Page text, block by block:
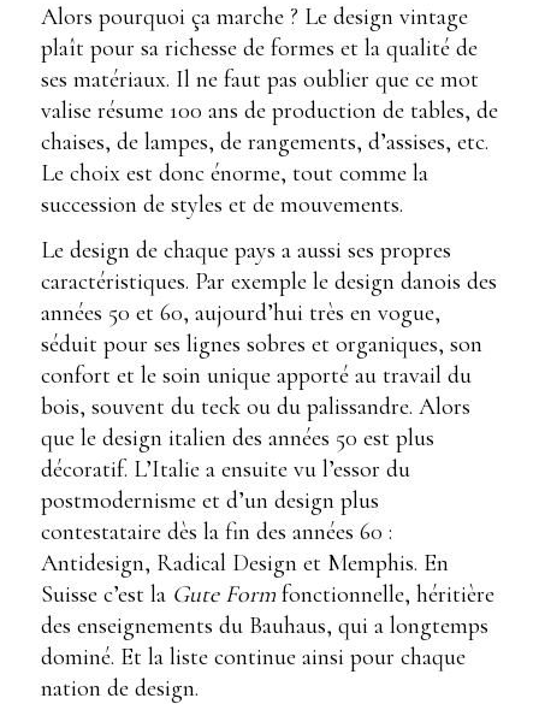
Alors pourquoi ça marche ? Le design vintage
plaît pour sa richesse de formes et la qualité de
ses matériaux. Il ne faut pas oublier que ce mot
valise résume 100 ans de production de tables, de
chaises, de lampes, de rangements, d’assises, etc.
Le choix est donc énorme, tout comme la
succession de styles et de mouvements.
Le design de chaque pays a aussi ses propres
caractéristiques. Par exemple le design danois des
années 50 et 60, aujourd’hui très en vogue,
séduit pour ses lignes sobres et organiques, son
confort et le soin unique apporté au travail du
bois, souvent du teck ou du palissandre. Alors
que le design italien des années 50 est plus
décoratif. L’Italie a ensuite vu l’essor du
postmodernisme et d’un design plus
contestataire dès la fin des années 60 :
Antidesign, Radical Design et Memphis. En
Suisse c’est la Gute Form fonctionnelle, héritière
des enseignements du Bauhaus, qui a longtemps
dominé. Et la liste continue ainsi pour chaque
nation de design.